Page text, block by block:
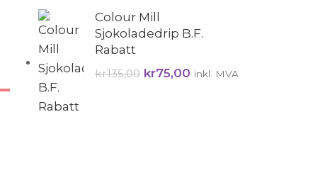
Colour Mill
Sjokoladedrip B.F.
Rabatt
kr135,00 kr75,00 inkl. MVA